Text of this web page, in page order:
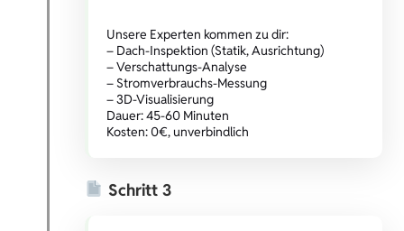
Unsere Experten kommen zu dir:
– Dach-Inspektion (Statik, Ausrichtung)
– Verschattungs-Analyse
– Stromverbrauchs-Messung
– 3D-Visualisierung
Dauer: 45-60 Minuten
Kosten: 0€, unverbindlich
Schritt 3